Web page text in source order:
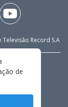
Record S.A
de